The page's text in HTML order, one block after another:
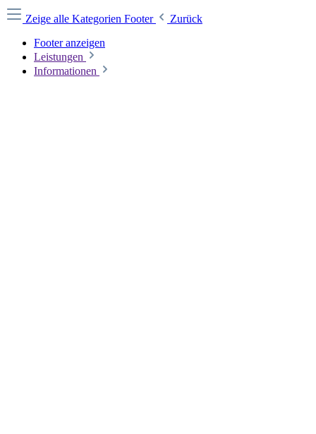
Zeige alle Kategorien Footer
Zurück
Footer anzeigen
Leistungen
Informationen